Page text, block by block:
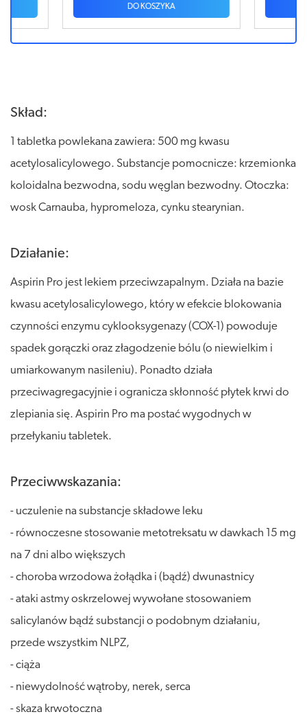
DO KOSZYKA
Skład:
1 tabletka powlekana zawiera: 500 mg kwasu
acetylosalicylowego. Substancje pomocnicze: krzemionka
koloidalna bezwodna, sodu węglan bezwodny. Otoczka:
wosk Carnauba, hypromeloza, cynku stearynian.
Działanie:
Aspirin Pro jest lekiem przeciwzapalnym. Działa na bazie
kwasu acetylosalicylowego, który w efekcie blokowania
czynności enzymu cyklooksygenazy (COX-1) powoduje
spadek gorączki oraz złagodzenie bólu (o niewielkim i
umiarkowanym nasileniu). Ponadto działa
przeciwagregacyjnie i ogranicza skłonność płytek krwi do
zlepiania się. Aspirin Pro ma postać wygodnych w
przełykaniu tabletek.
Przeciwwskazania:
- uczulenie na substancje składowe leku
- równoczesne stosowanie metotreksatu w dawkach 15 mg
na 7 dni albo większych
- choroba wrzodowa żołądka i (bądź) dwunastnicy
- ataki astmy oskrzelowej wywołane stosowaniem
salicylanów bądź substancji o podobnym działaniu,
przede wszystkim NLPZ,
- ciąża
- niewydolność wątroby, nerek, serca
- skaza krwotoczna